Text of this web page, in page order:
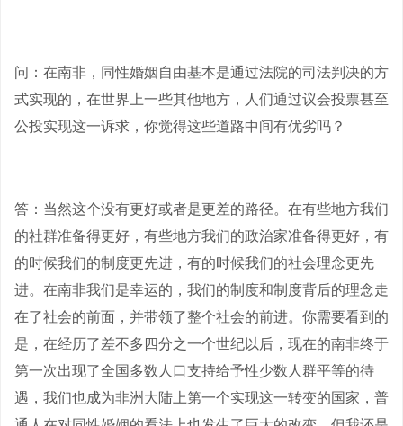
问：在南非，同性婚姻自由基本是通过法院的司法判决的方
式实现的，在世界上一些其他地方，人们通过议会投票甚至
公投实现这一诉求，你觉得这些道路中间有优劣吗？
答：当然这个没有更好或者是更差的路径。在有些地方我们
的社群准备得更好，有些地方我们的政治家准备得更好，有
的时候我们的制度更先进，有的时候我们的社会理念更先
进。在南非我们是幸运的，我们的制度和制度背后的理念走
在了社会的前面，并带领了整个社会的前进。你需要看到的
是，在经历了差不多四分之一个世纪以后，现在的南非终于
第一次出现了全国多数人口支持给予性少数人群平等的待
遇，我们也成为非洲大陆上第一个实现这一转变的国家，普